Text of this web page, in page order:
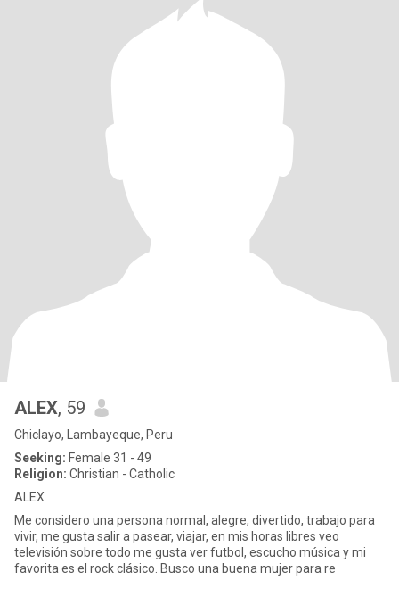
ALEX, 59
Chiclayo, Lambayeque, Peru
Seeking: Female 31 - 49
Religion: Christian - Catholic
ALEX
Me considero una persona normal, alegre, divertido, trabajo para
vivir, me gusta salir a pasear, viajar, en mis horas libres veo
televisión sobre todo me gusta ver futbol, escucho música y mi
favorita es el rock clásico. Busco una buena mujer para re